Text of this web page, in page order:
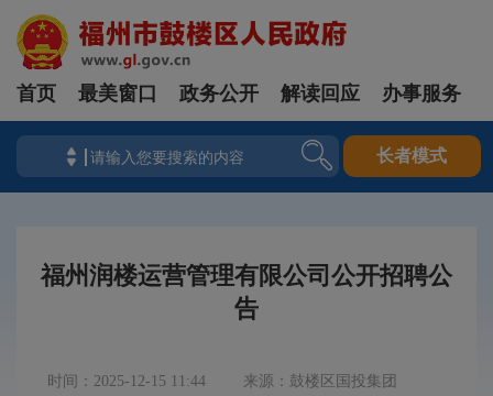
首页 最美窗口 政务公开 解读回应 办事服务
长者模式
福州润楼运营管理有限公司公开招聘公
告
时间：2025-12-15 11:44 来源：鼓楼区国投集团